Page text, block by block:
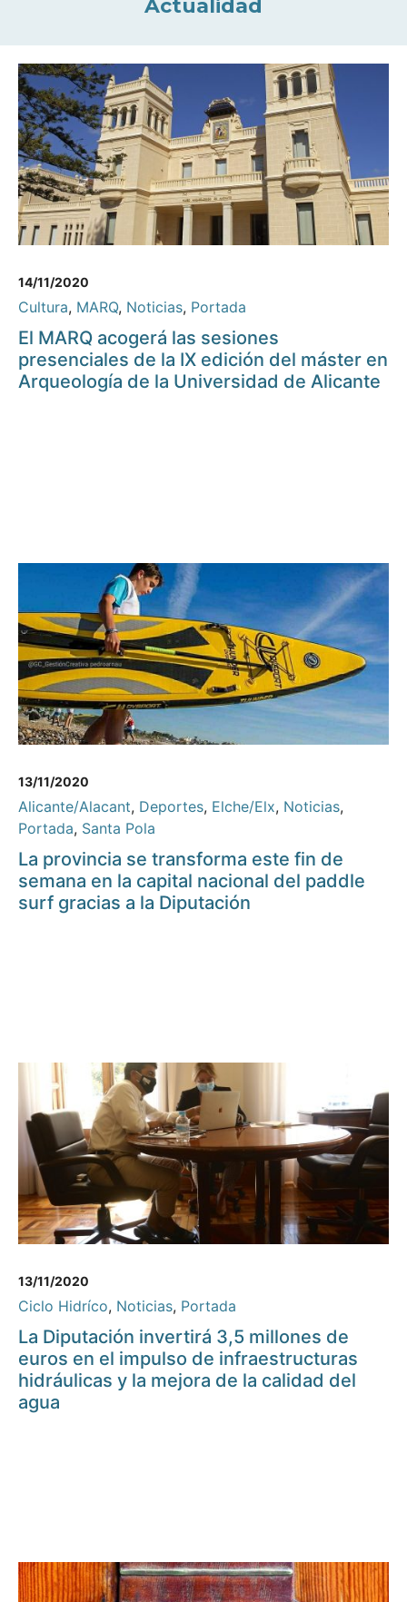
Actualidad
14/11/2020
Cultura, MARQ, Noticias, Portada
El MARQ acogerá las sesiones
presenciales de la IX edición del máster en
Arqueología de la Universidad de Alicante
13/11/2020
Alicante/Alacant, Deportes, Elche/Elx, Noticias,
Portada, Santa Pola
La provincia se transforma este fin de
semana en la capital nacional del paddle
surf gracias a la Diputación
13/11/2020
Ciclo Hidríco, Noticias, Portada
La Diputación invertirá 3,5 millones de
euros en el impulso de infraestructuras
hidráulicas y la mejora de la calidad del
agua